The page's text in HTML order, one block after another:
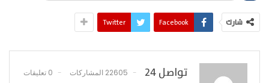
شارك Facebook
Twitter
تواصل 24 22605 المشاركات 0 تعليقات